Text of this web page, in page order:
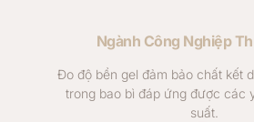
Ngành Công Nghiệp
Đo độ bền gel đảm bảo chất kết
trong bao bì đáp ứng được các
suất.